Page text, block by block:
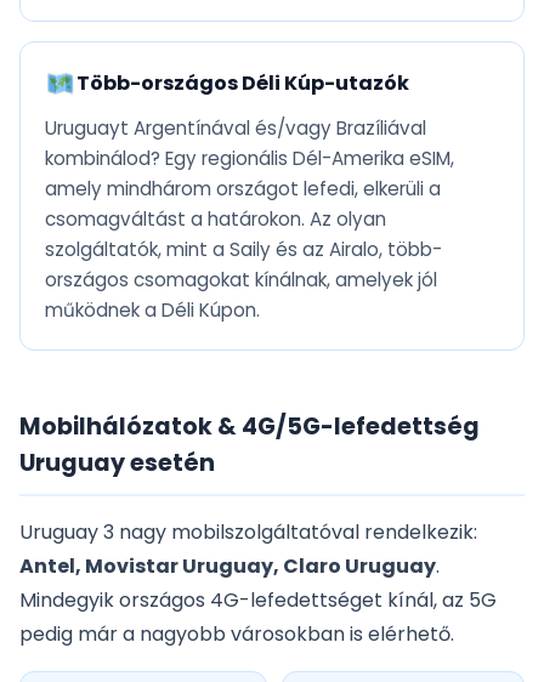
Több-országos Déli Kúp-utazók
Uruguayt Argentínával és/vagy Brazíliával
kombinálod? Egy regionális Dél-Amerika eSIM,
amely mindhárom országot lefedi, elkerüli a
csomagváltást a határokon. Az olyan
szolgáltatók, mint a Saily és az Airalo, több-
országos csomagokat kínálnak, amelyek jól
működnek a Déli Kúpon.
Mobilhálózatok & 4G/5G-lefedettség
Uruguay esetén
Uruguay 3 nagy mobilszolgáltatóval rendelkezik:
Antel, Movistar Uruguay, Claro Uruguay.
Mindegyik országos 4G-lefedettséget kínál, az 5G
pedig már a nagyobb városokban is elérhető.